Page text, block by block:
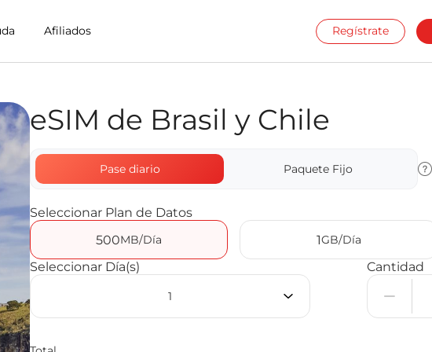
Afiliados Regístrate
Chile
de Billion Connect
eSIM de Brasil y Chile
Pase diario Paquete Fijo
Seleccionar Plan de Datos
500MB/Día 1GB/Día
Seleccionar Día(s)
1
Cantidad